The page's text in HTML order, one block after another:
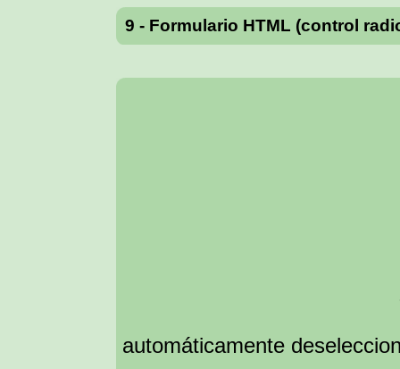
9 - Formulario HTML (control
automáticamente